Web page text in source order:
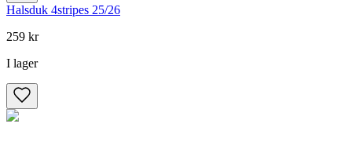
Halsduk 4stripes 25/26
259 kr
I lager